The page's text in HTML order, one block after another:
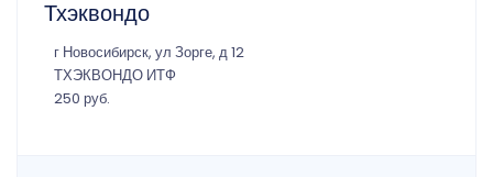
Тхэквондо
г Новосибирск, ул Зорге, д 12
ТХЭКВОНДО ИТФ
250 руб.